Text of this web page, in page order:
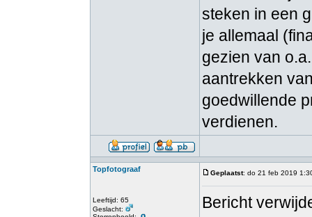
steken in een
je allemaal
gezien van
aantrekken
goedwillende
verdienen.
Topfotograaf
Leeftijd: 65
Geslacht:
Geplaatst: do 21 feb 2019
Bericht